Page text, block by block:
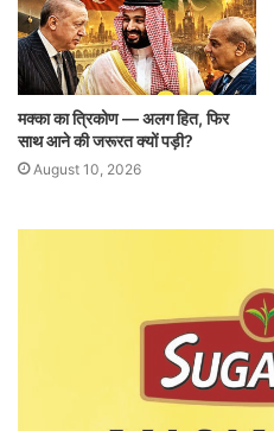
मक्का का त्रिकोण — अलग हित, फिर
साथ आने की जरूरत क्यों पड़ी?
August 10, 2026